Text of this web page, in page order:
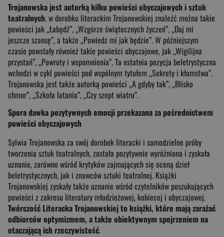
Trojanowska jest autorką kilku powieści obyczajowych i sztuk
teatralnych. w dorobku literackim Trojanowskiej znaleźć można takie
powieści jak „Łabędź”, „Wzgórze świątecznych życzeń”, „Daj mi
jeszcze szansę”, a także „Powiedz mi jak będzie”. W późniejszym
czasie powstały również takie powieści obyczajowe, jak „Wigilijna
przystań”, „Powroty i wspomnienia”. Ta ostatnia pozycja beletrystyczna
wchodzi w cykl powieści pod wspólnym tytułem „Sekrety i kłamstwa”.
Trojanowska jest także autorką powieści „A gdyby tak”, „Blisko
chmur”, „Szkoła latania”, „Czy szept wiatru”.
Spora dawka pozytywnych emocji przekazana za pośrednictwem
powieści obyczajowych
Sylwia Trojanowska za swój dorobek literacki i samodzielne próby
tworzenia sztuk teatralnych, została pozytywnie wyróżniona i zyskała
uznanie, zarówno wśród krytyków zajmujących się oceną dzieł
beletrystycznych, jak i znawców sztuki teatralnej. Książki
Trojanowskiej zyskały także uznanie wśród czytelników poszukujących
powieści z zakresu literatury młodzieżowej, kobiecej i obyczajowej.
Twórczość Literacka Trojanowskiej to książki, które mają zarażać
odbiorców optymizmem, a także obiektywnym spojrzeniem na
otaczającą ich rzeczywistość.